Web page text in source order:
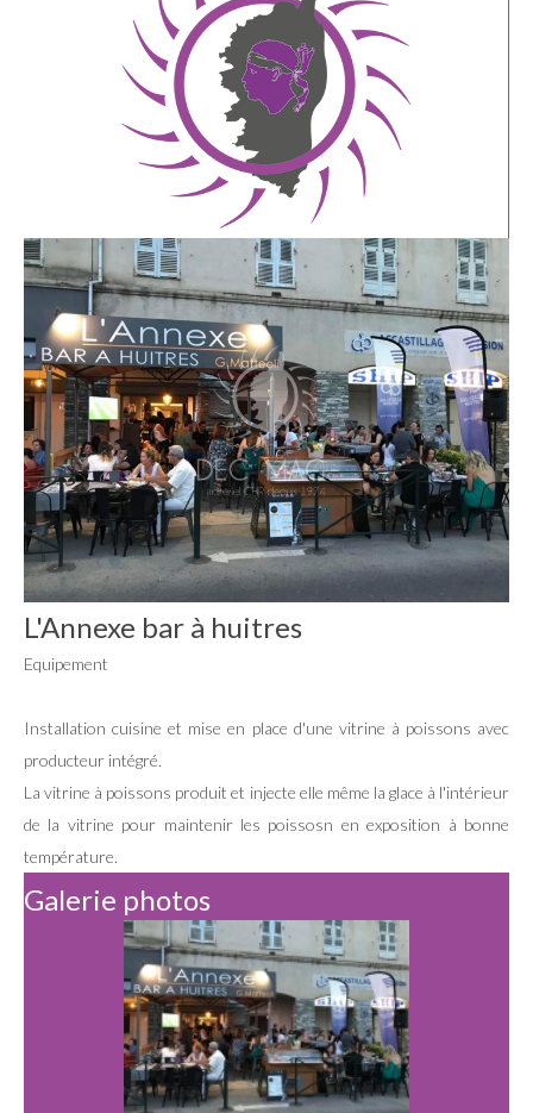
L'Annexe bar à huitres
Equipement
Installation cuisine et mise en place d'une vitrine à poissons avec
producteur intégré.
La vitrine à poissons produit et injecte elle même la glace à l'intérieur
de la vitrine pour maintenir les poissosn en exposition à bonne
température.
Galerie photos